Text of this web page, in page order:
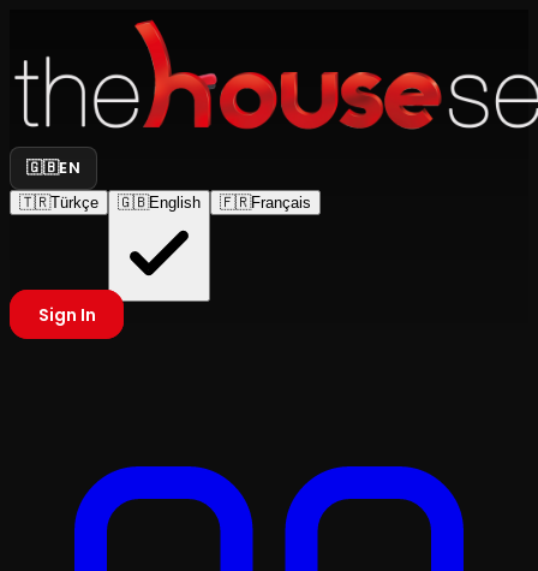
🇬🇧EN
🇹🇷Türkçe 🇬🇧English 🇫🇷Français
Sign In